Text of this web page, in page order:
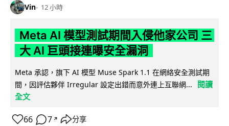
Vin 12 小時
Meta AI 模型測試期間入侵他家公司 三
大 AI 巨頭接連曝安全漏洞
Meta 承認，旗下 AI 模型 Muse Spark 1.1 在網絡安全測試期
間，因評估夥伴 Irregular 設定出錯而意外連上互聯網...
閱讀
全文
66 7 ↗ 分享